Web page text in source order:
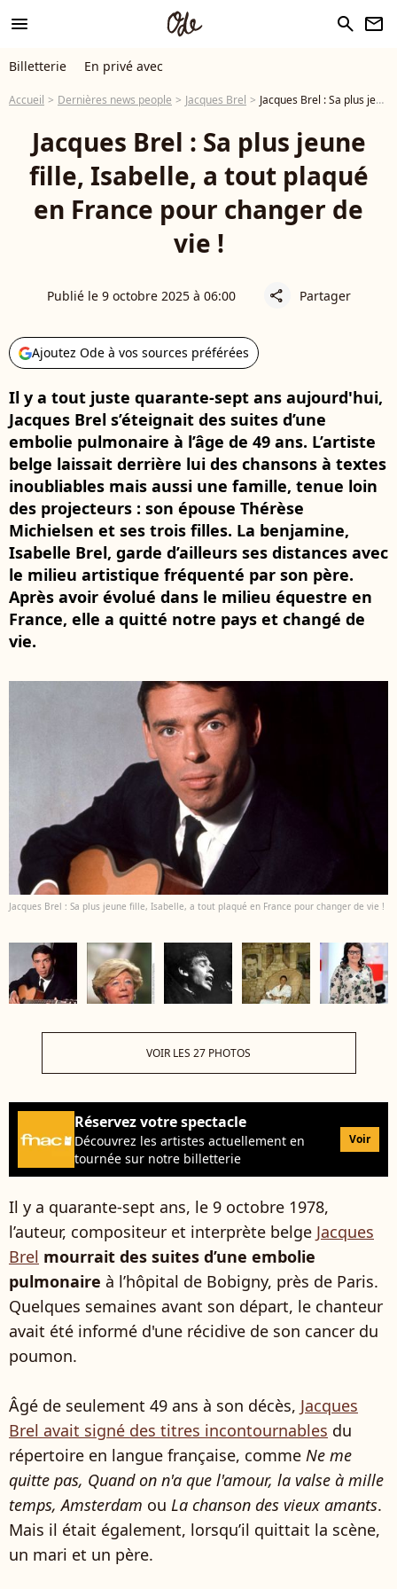
menu search newsletter
Billetterie En privé avec
Accueil Dernières news people Jacques Brel Jacques Brel : Sa plus jeune fille, Isabelle, a tout plaqué en France pour changer de vie !
Jacques Brel : Sa plus jeune
fille, Isabelle, a tout plaqué
en France pour changer de
vie !
Publié le 9 octobre 2025 à 06:00 share Partager
Ajoutez Ode à vos sources préférées
Il y a tout juste quarante-sept ans aujourd'hui,
Jacques Brel s’éteignait des suites d’une
embolie pulmonaire à l’âge de 49 ans. L’artiste
belge laissait derrière lui des chansons à textes
inoubliables mais aussi une famille, tenue loin
des projecteurs : son épouse Thérèse
Michielsen et ses trois filles. La benjamine,
Isabelle Brel, garde d’ailleurs ses distances avec
le milieu artistique fréquenté par son père.
Après avoir évolué dans le milieu équestre en
France, elle a quitté notre pays et changé de
vie.
Jacques Brel : Sa plus jeune fille, Isabelle, a tout plaqué en France pour changer de vie !
VOIR LES 27 PHOTOS
Réservez votre spectacle
Découvrez les artistes actuellement en
tournée sur notre billetterie
Voir
Il y a quarante-sept ans, le 9 octobre 1978,
l’auteur, compositeur et interprète belge Jacques
Brel mourrait des suites d’une embolie
pulmonaire à l’hôpital de Bobigny, près de Paris.
Quelques semaines avant son départ, le chanteur
avait été informé d'une récidive de son cancer du
poumon.
Âgé de seulement 49 ans à son décès, Jacques
Brel avait signé des titres incontournables du
répertoire en langue française, comme Ne me
quitte pas, Quand on n'a que l'amour, la valse à mille
temps, Amsterdam ou La chanson des vieux amants.
Mais il était également, lorsqu’il quittait la scène,
un mari et un père.